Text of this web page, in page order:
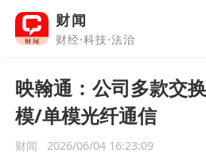
财闻
财经·科技·法治
映翰通：公司多款交
模/单模光纤通信
财闻 2026/06/04 16:23:09